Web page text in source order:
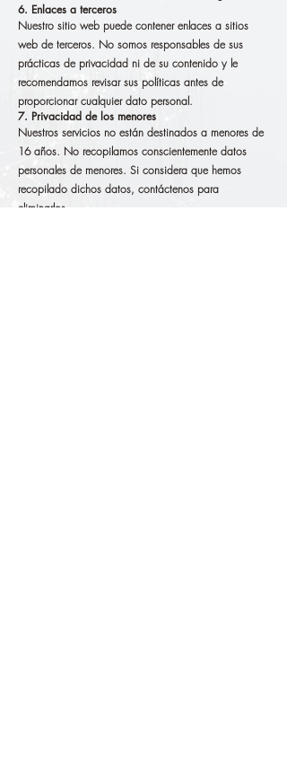
6. Enlaces a terceros
Nuestro sitio web puede contener enlaces a sitios
web de terceros. No somos responsables de sus
prácticas de privacidad ni de su contenido y le
recomendamos revisar sus políticas antes de
proporcionar cualquier dato personal.
7. Privacidad de los menores
Nuestros servicios no están destinados a menores de
16 años. No recopilamos conscientemente datos
personales de menores. Si considera que hemos
recopilado dichos datos, contáctenos para
eliminarlos.